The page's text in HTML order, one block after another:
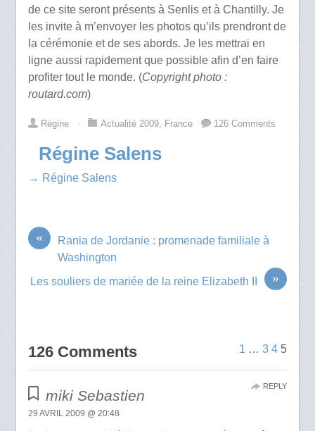
de ce site seront présents à Senlis et à Chantilly. Je
les invite à m’envoyer les photos qu’ils prendront de
la cérémonie et de ses abords. Je les mettrai en
ligne aussi rapidement que possible afin d’en faire
profiter tout le monde. (Copyright photo :
routard.com)
Régine ⋅ Actualité 2009, France 126 Comments
Régine Salens
→ Régine Salens
«
Rania de Jordanie : promenade familiale à
Washington
»
Les souliers de mariée de la reine Elizabeth II
126 Comments 1 … 3 4 5
miki Sebastien
29 AVRIL 2009 @ 20:48
REPLY